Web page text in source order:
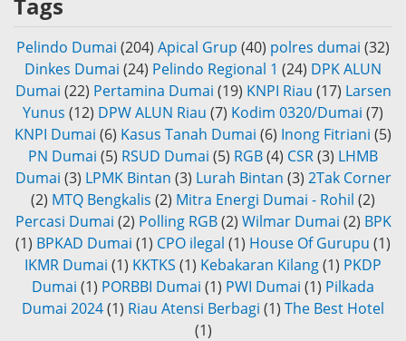
Pelindo Dumai (204) Apical Grup (40) polres dumai (32)
Dinkes Dumai (24) Pelindo Regional 1 (24) DPK ALUN
Dumai (22) Pertamina Dumai (19) KNPI Riau (17) Larsen
Yunus (12) DPW ALUN Riau (7) Kodim 0320/Dumai (7)
KNPI Dumai (6) Kasus Tanah Dumai (6) Inong Fitriani (5)
PN Dumai (5) RSUD Dumai (5) RGB(4) CSR(3) LHMB
Dumai (3) LPMK Bintan (3) Lurah Bintan (3) 2Tak Corner
(2) MTQ Bengkalis (2) Mitra Energi Dumai - Rohil (2)
Percasi Dumai (2) Polling RGB (2) Wilmar Dumai (2) BPK
(1) BPKAD Dumai (1) CPO ilegal (1) House Of Gurupu (1)
IKMR Dumai (1) KKTKS (1) Kebakaran Kilang(1) PKDP
Dumai (1) PORBBI Dumai (1) PWI Dumai (1) Pilkada
Dumai 2024(1) Riau Atensi Berbagi (1) The Best Hotel
(1)